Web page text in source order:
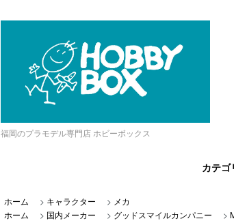
福岡のプラモデル専門店 ホビーボックス
カテゴ
ホーム > キャラクター > メカ
ホーム
> 国内メーカー > グッドスマイルカンパニー >